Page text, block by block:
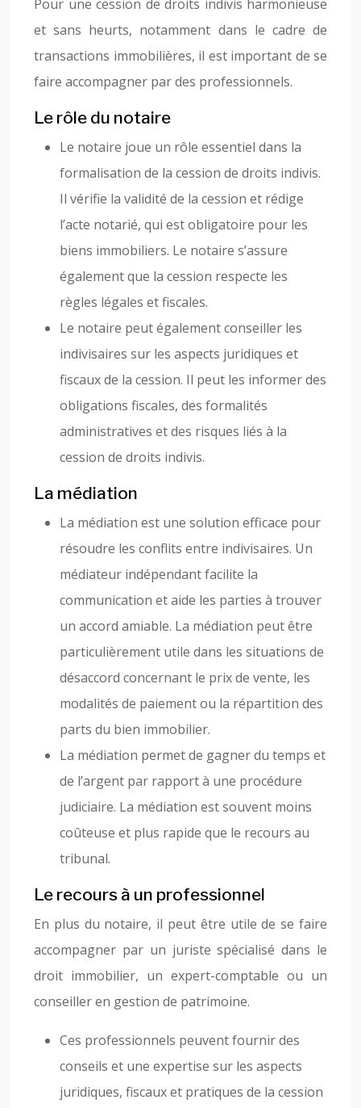
Pour une cession de droits indivis harmonieuse
et sans heurts, notamment dans le cadre de
transactions immobilières, il est important de se
faire accompagner par des professionnels.
Le rôle du notaire
Le notaire joue un rôle essentiel dans la
formalisation de la cession de droits indivis.
Il vérifie la validité de la cession et rédige
l’acte notarié, qui est obligatoire pour les
biens immobiliers. Le notaire s’assure
également que la cession respecte les
règles légales et fiscales.
Le notaire peut également conseiller les
indivisaires sur les aspects juridiques et
fiscaux de la cession. Il peut les informer des
obligations fiscales, des formalités
administratives et des risques liés à la
cession de droits indivis.
La médiation
La médiation est une solution efficace pour
résoudre les conflits entre indivisaires. Un
médiateur indépendant facilite la
communication et aide les parties à trouver
un accord amiable. La médiation peut être
particulièrement utile dans les situations de
désaccord concernant le prix de vente, les
modalités de paiement ou la répartition des
parts du bien immobilier.
La médiation permet de gagner du temps et
de l’argent par rapport à une procédure
judiciaire. La médiation est souvent moins
coûteuse et plus rapide que le recours au
tribunal.
Le recours à un professionnel
En plus du notaire, il peut être utile de se faire
accompagner par un juriste spécialisé dans le
droit immobilier, un expert-comptable ou un
conseiller en gestion de patrimoine.
Ces professionnels peuvent fournir des
conseils et une expertise sur les aspects
juridiques, fiscaux et pratiques de la cession